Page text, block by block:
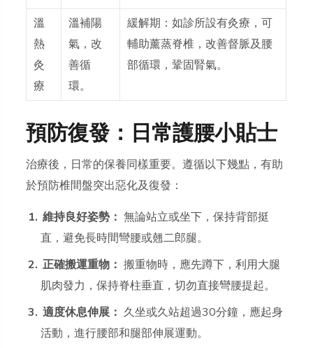
溫
熱
灸
療
溫補陽
氣，改
善循
環。
緩解期：如診所設有灸療，可
輔助薰蒸脊椎，改善督脈及腰
部循環，鞏固腎氣。
預防復發：日常護腰小貼士
治療後，日常的保養同樣重要。遵循以下幾點，有助
於預防椎間盤突出惡化及復發：
維持良好姿勢： 無論站立或坐下，保持背部挺
直，避免長時間彎腰或翹二郎腿。
正確搬運重物： 搬重物時，應先蹲下，利用大腿
肌肉發力，保持脊柱垂直，切勿直接彎腰提起。
適度休息伸展： 久坐或久站超過30分鐘，應起身
活動，進行腰部和腿部伸展運動。